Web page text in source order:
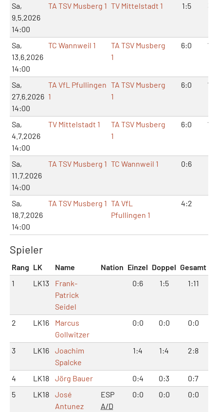
Sa,
9.5.2026
14:00
TA TSV Musberg 1 TV Mittelstadt 1 1:5
Sa,
13.6.2026
14:00
TC Wannweil 1
TA TSV Musberg
1
6:0
Sa,
27.6.2026
14:00
TA VfL Pfullingen
1
TA TSV Musberg
1
6:0
Sa,
4.7.2026
14:00
TV Mittelstadt 1
TA TSV Musberg
1
6:0
Sa,
11.7.2026
14:00
TA TSV Musberg 1 TC Wannweil 1 0:6
Sa,
18.7.2026
14:00
TA TSV Musberg 1 TA VfL
Pfullingen 1
4:2
Spieler
Rang LK Name Nation Einzel Doppel Gesamt
1
LK13
Frank-
Patrick
Seidel
0:6 1:5 1:11
2 LK16
Marcus
Gollwitzer
0:0 0:0 0:0
3 LK16
Joachim
Spalcke
1:4 1:4 2:8
4 LK18 Jörg Bauer 0:4 0:3
0:7
5
LK18
José
Antunez
ESP
A/D
0:0 0:0 0:0